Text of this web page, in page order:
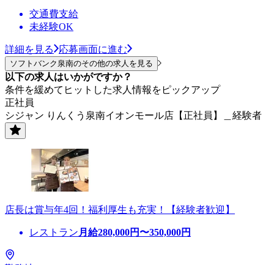
交通費支給
未経験OK
詳細を見る 応募画面に進む
ソフトバンク泉南のその他の求人を見る
以下の求人はいかがですか？
条件を緩めてヒットした求人情報をピックアップ
正社員
シジャン りんくう泉南イオンモール店【正社員】＿経験者
店長は賞与年4回！福利厚生も充実！【経験者歓迎】
レストラン 月給280,000円〜350,000円